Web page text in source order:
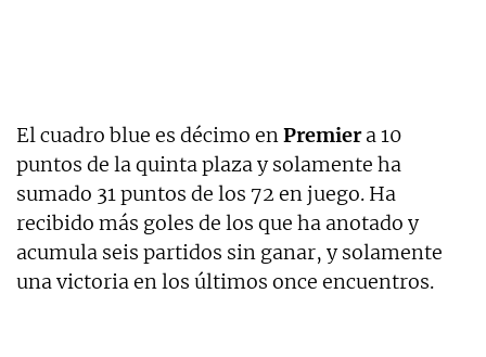
El cuadro blue es décimo enPremiera 10
puntos de la quinta plaza y solamente ha
sumado 31 puntos de los 72 en juego. Ha
recibido más goles de los que ha anotado y
acumula seis partidos sin ganar, y solamente
una victoria en los últimos once encuentros.